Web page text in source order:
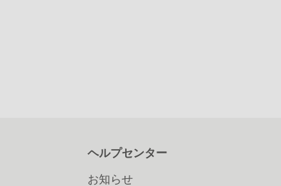
ヘルプセンター
お知らせ